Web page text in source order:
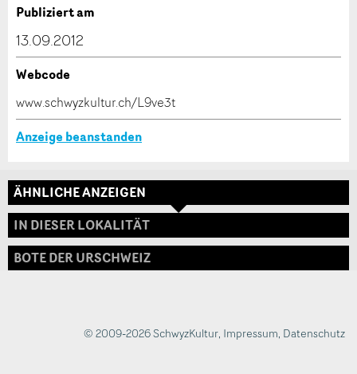
* Eingabe erforderlich
* Eingabe erforderlich
Verfassen Sie eine Nachricht für die Kontaktpersonen
Adresse
Publiziert am
13.09.2012
Webcode
www.schwyzkultur.ch/L9ve3t
Anzeige beanstanden
ÄHNLICHE ANZEIGEN
IN DIESER LOKALITÄT
BOTE DER URSCHWEIZ
© 2009-2026 SchwyzKultur, Impressum, Datenschutz